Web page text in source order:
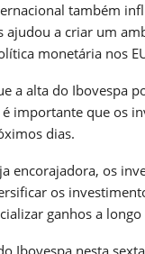
também
ajudou a criar um
monetária nos
a alta do Ibovespa
importante que os
dias.
encorajadora, os
os
ganhos a longo